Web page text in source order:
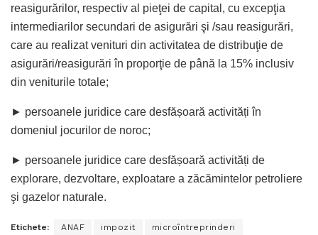
reasigurărilor, respectiv al pieţei de capital, cu excepţia
intermediarilor secundari de asigurări şi /sau reasigurări,
care au realizat venituri din activitatea de distribuţie de
asigurări/reasigurări în proporţie de până la 15% inclusiv
din veniturile totale;
► persoanele juridice care desfășoară activități în
domeniul jocurilor de noroc;
► persoanele juridice care desfășoară activități de
explorare, dezvoltare, exploatare a zăcămintelor petroliere
şi gazelor naturale.
Etichete: ANAF impozit microîntreprinderi